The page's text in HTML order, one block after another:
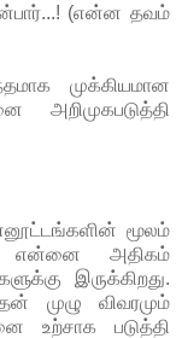
(என்ன தவம்
முக்கியமான
அறிமுகபடுத்தி
மூலம்
என்னை அதிகம்
இருக்கிறது.
முழு விவரமும்
உற்சாக படுத்தி